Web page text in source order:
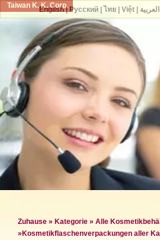
Taiwan K. K. Corp.
Zuhause » Kategorie » Alle
» Kosmetikflaschenverpackungen aller
English| Русский| ไทย| Việt| العربية